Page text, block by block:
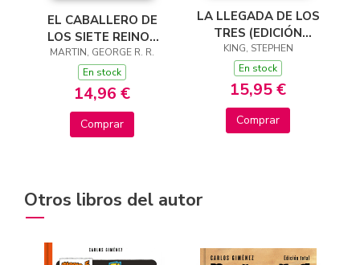
EL CABALLERO DE
LOS SIETE REINOS
(CANCIÓN DE HIELO
Y FUEGO)
MARTIN, GEORGE R. R.
En stock
14,96 €
Comprar
LA LLEGADA DE LOS
TRES (EDICIÓN
CANTOS TINTADOS)
(LA TORRE OSCURA
2)
KING, STEPHEN
En stock
15,95 €
Comprar
Otros libros del autor